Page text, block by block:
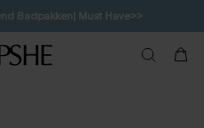
Badpakken| Must Have>>
tot 15% korting>>
SW15 1D:8H:7M:44S